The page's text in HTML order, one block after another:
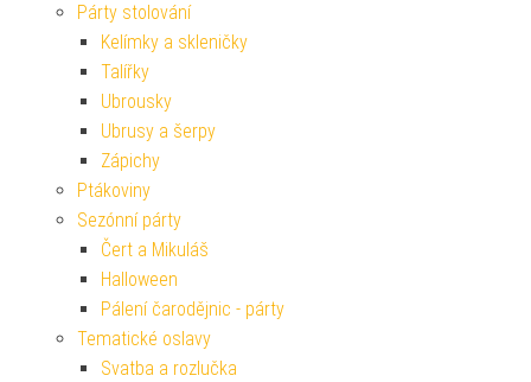
Párty stolování
Kelímky a skleničky
Talířky
Ubrousky
Ubrusy a šerpy
Zápichy
Ptákoviny
Sezónní párty
Čert a Mikuláš
Halloween
Pálení čarodějnic - párty
Tematické oslavy
Svatba a rozlučka